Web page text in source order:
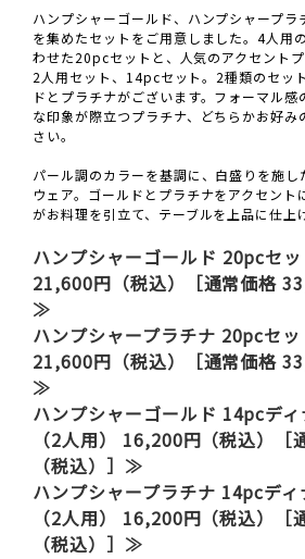
ハンプシャーゴールド、ハンプシャープラ
を集めたセットをご用意しました。4人用
わせた20pcセットと、人気のアクセント
2人用セット、14pcセット。2種類のセッ
ドとプラチナがございます。フォーマル
な印象が際立つプラチナ、どちらかお好
さい。
パール調のカラーを基調に、白盛りを施し
ウェア。ゴールドとプラチナをアクセント
がお料理を引立て、テーブルを上品に仕上
ハンプシャーゴールド 20pcセッ
21,600円（税込）［通常価格
≫
ハンプシャープラチナ 20pcセッ
21,600円（税込）［通常価格
≫
ハンプシャーゴールド 14pcデ
（2人用） 16,200円（税込）
（税込）］≫
ハンプシャープラチナ 14pcデ
（2人用） 16,200円（税込）
（税込）］≫